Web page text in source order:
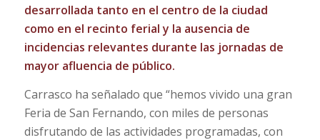
desarrollada tanto en el centro de la ciudad
como en el recinto ferial y la ausencia de
incidencias relevantes durante las jornadas de
mayor afluencia de público.
Carrasco ha señalado que “hemos vivido una gran
Feria de San Fernando, con miles de personas
disfrutando de las actividades programadas, con